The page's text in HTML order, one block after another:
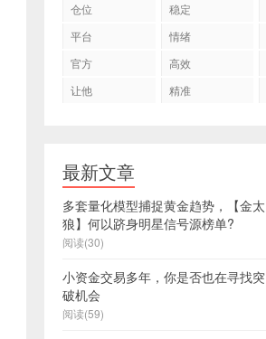
仓位
稳定
平台
情绪
官方
高效
让他
精准
最新文章
多套量化模型捕捉黄金趋势，【金太
狼】何以跻身明星信号源榜单?
阅读(30)
小资金交易多年，你是否也在寻找突
破机会
阅读(59)